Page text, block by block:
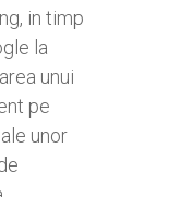
in timp
la
unui
pe
unor